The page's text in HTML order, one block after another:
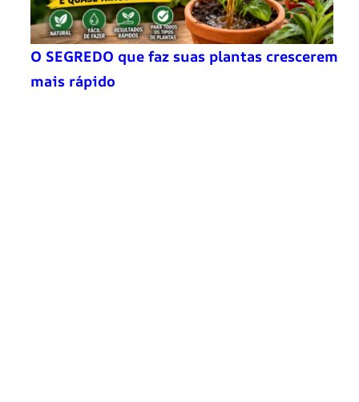
O SEGREDO que faz suas plantas crescerem
mais rápido